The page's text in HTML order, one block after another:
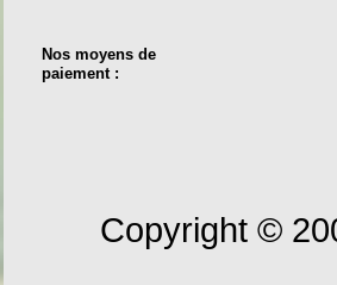
Nos moyens de
paiement :
Copyright ©